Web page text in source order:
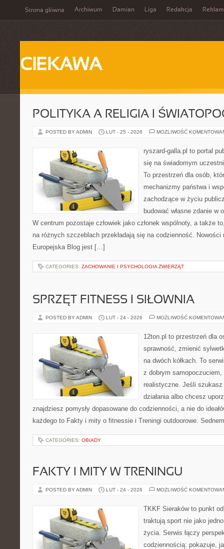
Strona główna Archiwum Damian Liga Redakcja
CIEKAWA
POLITYKA A RELIGIA I
POSTED BY ADMIN LUT - 25 - 2026 MOŻLIWOŚĆ
ryszard-galla.pl to portal
się na świadomym
To przestrzeń dla osób,
mechanizmy państwa i
zachodzące w życiu
budować własne zdanie w
W centrum pozostaje człowiek jako członek wspólnoty, a także
na różnych szczeblach przekładają się na codzienność.
Europejska Blog jest […]
CATEGORIES: ZACHOWANIE I PSYCHOLOGIA ZWIERZĄT
SPRZĘT FITNESS I SIŁOWNIA
POSTED BY ADMIN LUT - 24 - 2026 MOŻLIWOŚĆ
12ton.pl to przestrzeń dla
sprawność, zmienić
na dwóch kółkach. To
z dobrym
realistyczne. Jeśli
działania albo chcesz
znajdziesz pomysły dopasowane do codzienności, a nie do
każdego to Fakty i mity o fitnessie i Treningi outdoorowe.
CATEGORIES: OBIADY
FAKTY I MITY W TRENINGU
POSTED BY ADMIN LUT - 24 - 2026 MOŻLIWOŚĆ
TKKF Sieraków to punkt
traktują sport nie jako
życia. Serwis łączy
codziennością: pokazuje,